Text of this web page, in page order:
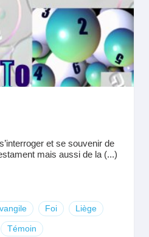
et se souvenir de
mais aussi de la (...)
Foi Liège
Témoin